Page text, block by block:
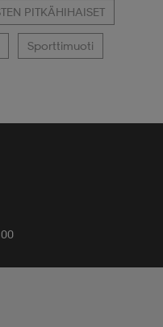
PITKÄHIHAISET
Sporttimuoti